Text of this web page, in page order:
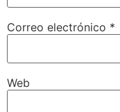
Correo electrónico *
Web